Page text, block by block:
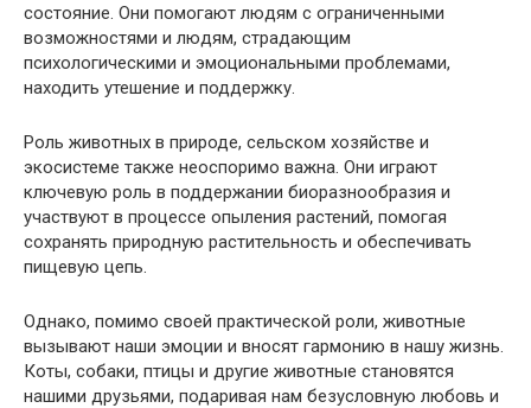
состояние. Они помогают людям с ограниченными
возможностями и людям, страдающим
психологическими и эмоциональными проблемами,
находить утешение и поддержку.
Роль животных в природе, сельском хозяйстве и
экосистеме также неоспоримо важна. Они играют
ключевую роль в поддержании биоразнообразия и
участвуют в процессе опыления растений, помогая
сохранять природную растительность и обеспечивать
пищевую цепь.
Однако, помимо своей практической роли, животные
вызывают наши эмоции и вносят гармонию в нашу жизнь.
Коты, собаки, птицы и другие животные становятся
нашими друзьями, подаривая нам безусловную любовь и